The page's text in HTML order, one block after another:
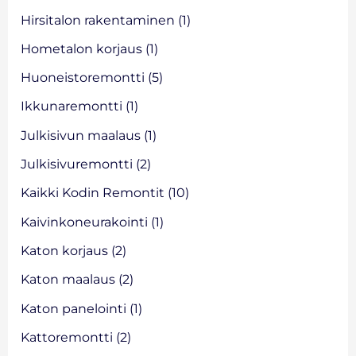
rHirsitalon rakentaminen (1)
Hometalon korjaus (1)
Huoneistoremontti (5)
Ikkunaremontti (1)
Julkisivun maalaus (1)
Julkisivuremontti (2)
Kaikki Kodin Remontit (10)
Kaivinkoneurakointi (1)
Katon korjaus (2)
Katon maalaus (2)
Katon panelointi (1)
Kattoremontti (2)